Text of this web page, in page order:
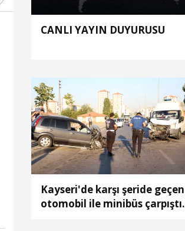
CANLI YAYIN DUYURUSU
Kayseri'de karşı şeride geçen
otomobil ile minibüs çarpıştı: